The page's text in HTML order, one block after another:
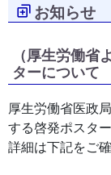
お知らせ
（厚生労働
ターについて
厚生労働省医政
する啓発ポスタ
詳細は下記をご